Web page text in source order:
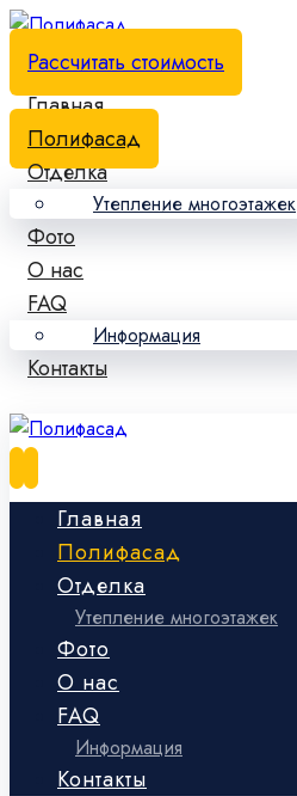
Рассчитать стоимость
Главная
Полифасад
Отделка
Утепление многоэтажек
Фото
О нас
FAQ
Информация
Контакты
Главная
Полифасад
Отделка
Утепление многоэтажек
Фото
О нас
FAQ
Информация
Контакты